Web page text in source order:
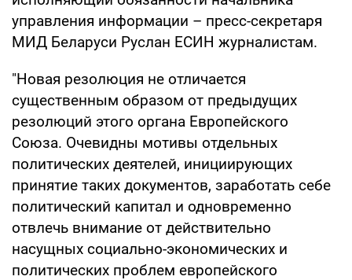
управления информации – пресс-секретаря
МИД Беларуси Руслан ЕСИН журналистам.
"Новая резолюция не отличается
существенным образом от предыдущих
резолюций этого органа Европейского
Союза. Очевидны мотивы отдельных
политических деятелей, инициирующих
принятие таких документов, заработать себе
политический капитал и одновременно
отвлечь внимание от действительно
насущных социально-экономических и
политических проблем европейского